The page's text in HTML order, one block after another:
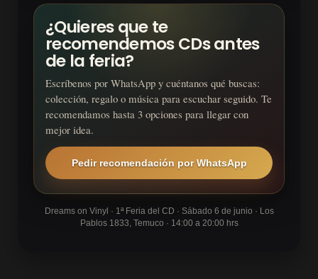
¿Quieres que te
recomendemos CDs antes
de la feria?
Escríbenos por WhatsApp y cuéntanos qué buscas:
colección, regalo o música para escuchar seguido. Te
recomendamos hasta 3 opciones para llegar con
mejor idea.
Pedir recomendación por WhatsApp
Dreams on Vinyl · 1ª Feria del CD · Sábado 6 de junio · Los
Pablos 1833, Temuco · 14:00 a 20:00 hrs